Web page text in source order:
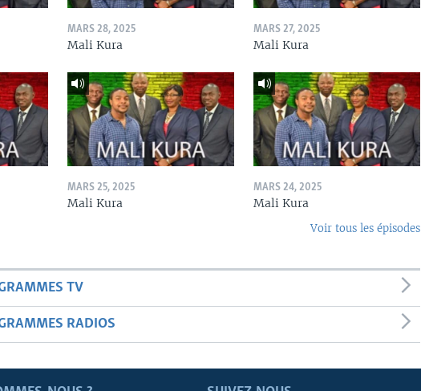
MARS 28, 2025
Mali Kura
MARS 27, 2025
Mali Kura
MARS 25, 2025
Mali Kura
MARS 24, 2025
Mali Kura
Voir tous les épisodes
TV
RADIOS